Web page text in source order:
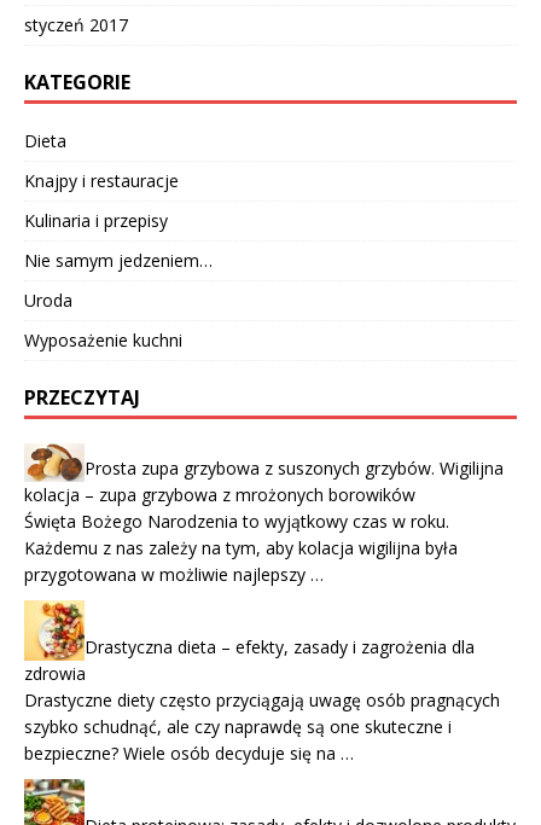
styczeń 2017
KATEGORIE
Dieta
Knajpy i restauracje
Kulinaria i przepisy
Nie samym jedzeniem…
Uroda
Wyposażenie kuchni
PRZECZYTAJ
Prosta zupa grzybowa z suszonych grzybów. Wigilijna
kolacja – zupa grzybowa z mrożonych borowików
Święta Bożego Narodzenia to wyjątkowy czas w roku.
Każdemu z nas zależy na tym, aby kolacja wigilijna była
przygotowana w możliwie najlepszy …
Drastyczna dieta – efekty, zasady i zagrożenia dla
zdrowia
Drastyczne diety często przyciągają uwagę osób pragnących
szybko schudnąć, ale czy naprawdę są one skuteczne i
bezpieczne? Wiele osób decyduje się na …